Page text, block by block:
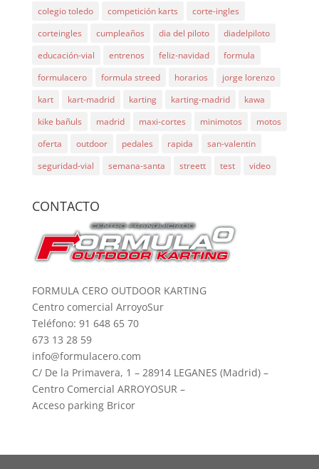
colegio toledo
competición karts
corte-ingles
corteingles
cumpleaños dia del piloto
diadelpiloto
educación-vial
entrenos feliz-navidad
formula
formulacero
formula streed horarios
jorge lorenzo
kart
kart-madrid karting karting-madrid
kawa
kike bañuls
madrid maxi-cortes minimotos
motos
oferta
outdoor pedales rapida
san-valentin
seguridad-vial
semana-santa streett test video
CONTACTO
FORMULA CERO OUTDOOR KARTING
Centro comercial ArroyoSur
Teléfono: 91 648 65 70
673 13 28 59
info@formulacero.com
C/ De la Primavera, 1 – 28914 LEGANES (Madrid) –
Centro Comercial ARROYOSUR –
Acceso parking Bricor